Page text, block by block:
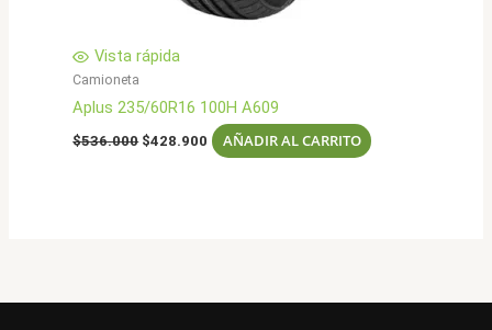
Vista rápida
Camioneta
Aplus 235/60R16 100H A609
$536.000 El
$428.900 El
precio
AÑADIR AL CARRITO